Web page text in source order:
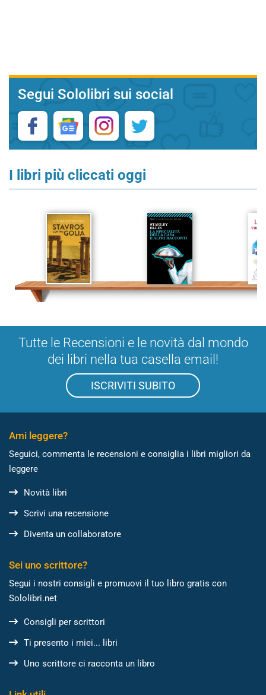
Segui Sololibri sui social
I libri più cliccati oggi
Tutte le Recensioni e le novità dal mondo
dei libri nella tua casella email!
ISCRIVITI SUBITO
Ami leggere?
Seguici, commenta le recensioni e consiglia i libri migliori da
leggere
Novità libri
Scrivi una recensione
Diventa un collaboratore
Sei uno scrittore?
Segui i nostri consigli e promuovi il tuo libro gratis con
Sololibri.net
Consigli per scrittori
Ti presento i miei... libri
Uno scrittore ci racconta un libro